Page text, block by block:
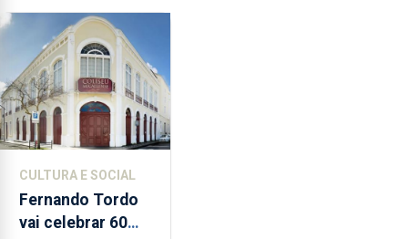
CULTURA E SOCIAL
Fernando Tordo
vai celebrar 60